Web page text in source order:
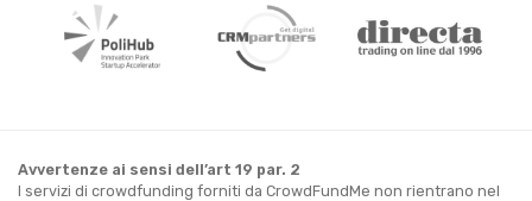
Avvertenze ai sensi dell’art 19 par. 2
I servizi di crowdfunding forniti da CrowdFundMe non rientrano nel